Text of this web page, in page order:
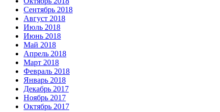
Сентябрь 2018
Август 2018
Июль 2018
Июнь 2018
Май 2018
Апрель 2018
Март 2018
Февраль 2018
Январь 2018
Декабрь 2017
Ноябрь 2017
Октябрь 2017